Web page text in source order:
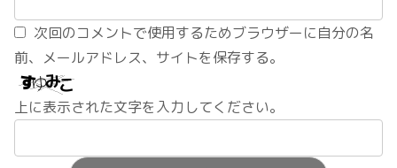
次回のコメントで使用するためブラウザーに自分の名
前、メールアドレス、サイトを保存する。
上に表示された文字を入力してください。